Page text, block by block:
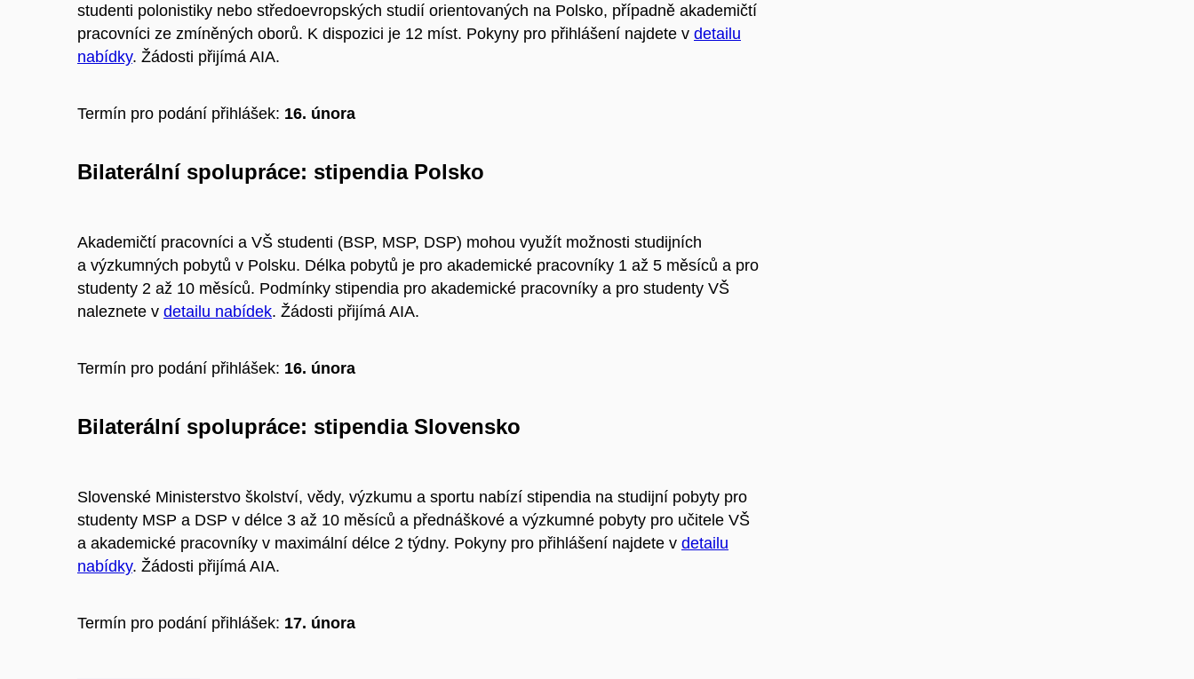
studenti polonistiky nebo středoevropských studií orientovaných na Polsko, případně akademičtí
pracovníci ze zmíněných oborů. K dispozici je 12 míst. Pokyny pro přihlášení najdete v detailu
nabídky. Žádosti přijímá AIA.
Termín pro podání přihlášek: 16. února
Bilaterální spolupráce: stipendia Polsko
Akademičtí pracovníci a VŠ studenti (BSP, MSP, DSP) mohou využít možnosti studijních
a výzkumných pobytů v Polsku. Délka pobytů je pro akademické pracovníky 1 až 5 měsíců a pro
studenty 2 až 10 měsíců. Podmínky stipendia pro akademické pracovníky a pro studenty VŠ
naleznete v detailu nabídek. Žádosti přijímá AIA.
Termín pro podání přihlášek: 16. února
Bilaterální spolupráce: stipendia Slovensko
Slovenské Ministerstvo školství, vědy, výzkumu a sportu nabízí stipendia na studijní pobyty pro
studenty MSP a DSP v délce 3 až 10 měsíců a přednáškové a výzkumné pobyty pro učitele VŠ
a akademické pracovníky v maximální délce 2 týdny. Pokyny pro přihlášení najdete v detailu
nabídky. Žádosti přijímá AIA.
Termín pro podání přihlášek: 17. února